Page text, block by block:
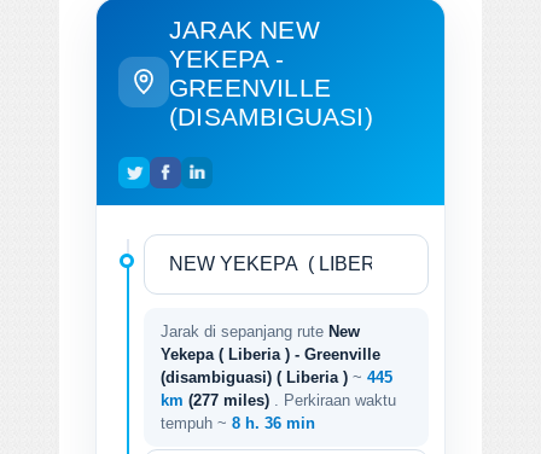
JARAK NEW
YEKEPA -
GREENVILLE
(DISAMBIGUASI)
Jarak di sepanjang rute New
Yekepa ( Liberia ) - Greenville
(disambiguasi) ( Liberia ) ~ 445
km (277 miles)
. Perkiraan waktu
tempuh ~ 8 h. 36 min